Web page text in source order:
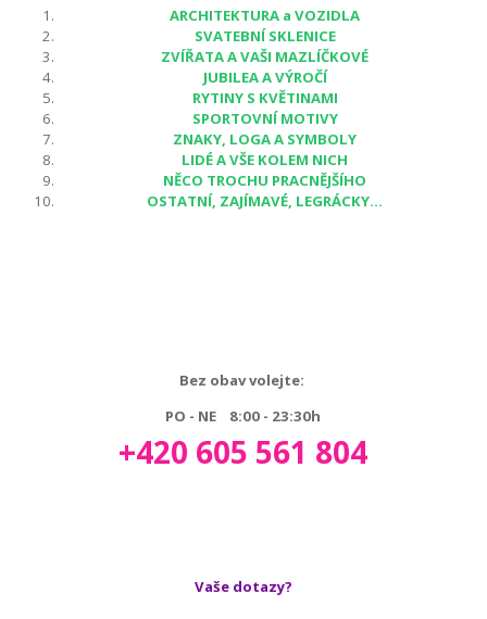
ARCHITEKTURA a VOZIDLA
SVATEBNÍ SKLENICE
ZVÍŘATA A VAŠI MAZLÍČKOVÉ
JUBILEA A VÝROČÍ
RYTINY S KVĚTINAMI
SPORTOVNÍ MOTIVY
ZNAKY, LOGA A SYMBOLY
LIDÉ A VŠE KOLEM NICH
NĚCO TROCHU PRACNĚJŠÍHO
OSTATNÍ, ZAJÍMAVÉ, LEGRÁCKY...
Bez obav volejte:
PO - NE 8:00 - 23:30h
+420 605 561 804
Vaše dotazy?